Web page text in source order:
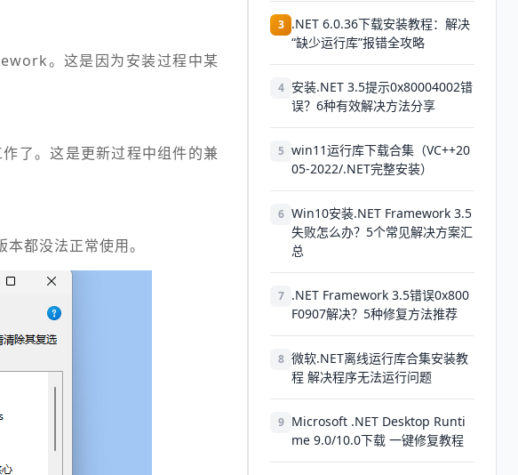
。这是因为安装过程中某
了。这是更新过程中组件的兼
都没法正常使用。
3 .NET 6.0.36下载安装教程：解决
“缺少运行库”报错全攻略
4 安装.NET 3.5提示0x80004002错
误？6种有效解决方法分享
5 win11运行库下载合集（VC++20
05-2022/.NET完整安装）
6 Win10安装.NET Framework 3.5
失败怎么办？5个常见解决方案汇
总
7 .NET Framework 3.5错误0x800
F0907解决？5种修复方法推荐
8 微软.NET离线运行库合集安装教
程 解决程序无法运行问题
9 Microsoft .NET Desktop Runti
me 9.0/10.0下载 一键修复教程